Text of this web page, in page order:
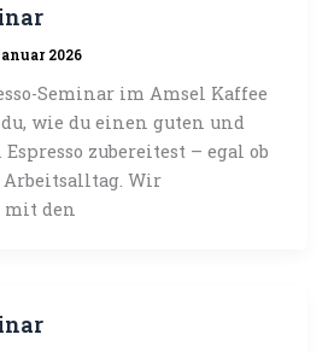
2026
Seminar im Amsel Kaffee
wie du einen guten und
zubereitest – egal ob
Arbeitsalltag. Wir
mit den